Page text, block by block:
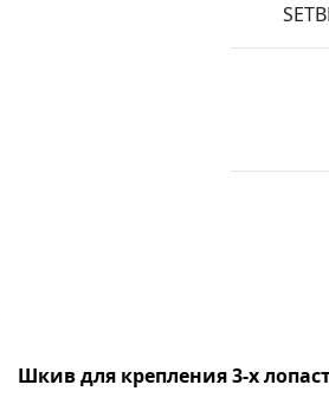
Шкив для крепления 3-х